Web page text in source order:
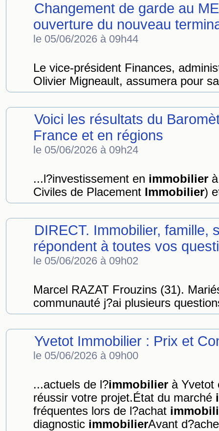
Changement de garde au
ouverture du nouveau
le 05/06/2026 à 09h44
Le vice-président Finances,
Olivier Migneault, assumera pour
Voici les résultats du
France et en régions
le 05/06/2026 à 09h24
...l?investissement en immobilier
Civiles de Placement Immobilier)
DIRECT. Immobilier, famille,
répondent à toutes vos
le 05/06/2026 à 09h02
Marcel RAZAT Frouzins (31).
communauté j?ai plusieurs
Yvetot Immobilier : Prix et
le 05/06/2026 à 09h00
...actuels de l?immobilier à Yvetot
réussir votre projet.État du marché
fréquentes lors de l?achat
diagnostic immobilierAvant